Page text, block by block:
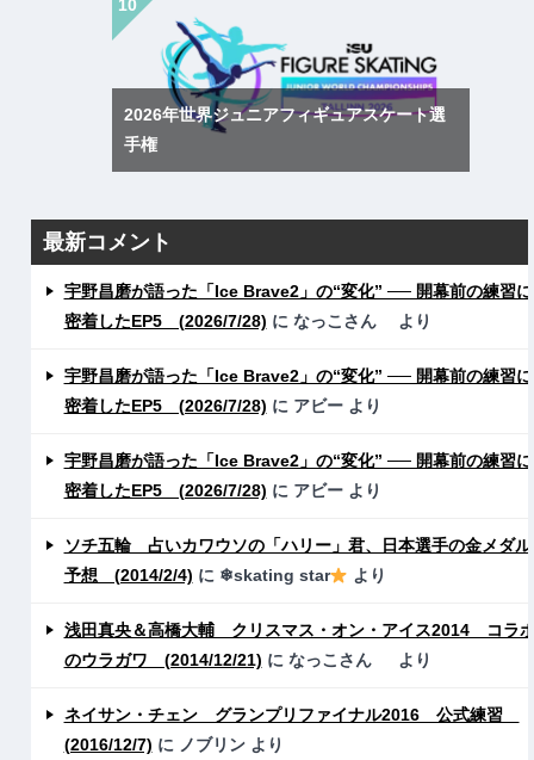
2026年世界ジュニアフィギュアスケート選
手権
最新コメント
宇野昌磨が語った「Ice Brave2」の“変化” ── 開幕前の練習に
密着したEP5 (2026/7/28) に なっこさん より
宇野昌磨が語った「Ice Brave2」の“変化” ── 開幕前の練習に
密着したEP5 (2026/7/28) に アビーより
宇野昌磨が語った「Ice Brave2」の“変化” ── 開幕前の練習に
密着したEP5 (2026/7/28) に アビーより
ソチ五輪 占いカワウソの「ハリー」君、日本選手の金メダル
予想 (2014/2/4) に ❄skating star より
浅田真央＆高橋大輔 クリスマス・オン・アイス2014 コラ
のウラガワ (2014/12/21) に なっこさん より
ネイサン・チェン グランプリファイナル2016 公式練習
(2016/12/7) に ノブリンより